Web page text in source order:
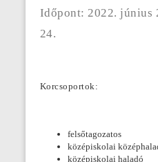
Időpont: 2022. június
24.
Korcsoportok:
felsőtagozatos
középiskolai
középiskolai haladó